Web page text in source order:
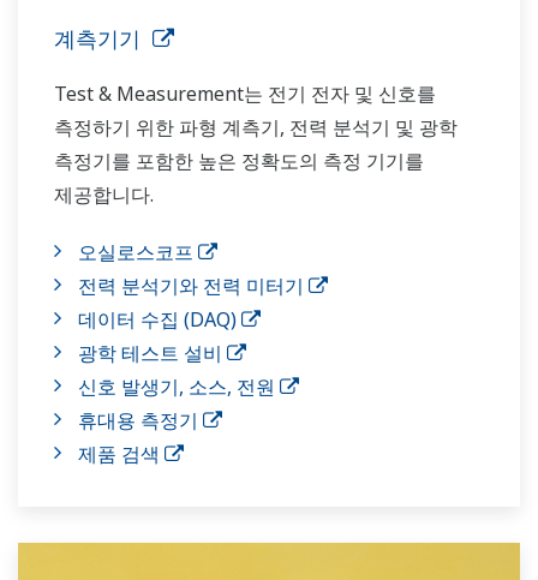
계측기기
Test & Measurement는 전기 전자 및 신호를
측정하기 위한 파형 계측기, 전력 분석기 및 광학
측정기를 포함한 높은 정확도의 측정 기기를
제공합니다.
오실로스코프
전력 분석기와 전력 미터기
데이터 수집 (DAQ)
광학 테스트 설비
신호 발생기, 소스, 전원
휴대용 측정기
제품 검색